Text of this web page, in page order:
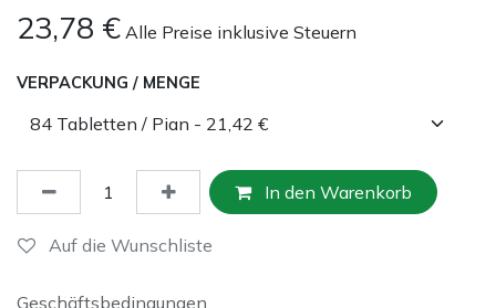
23,78 € Alle Preise inklusive Steuern
VERPACKUNG / MENGE
In den Warenkorb
Auf die Wunschliste
Geschäftsbedingungen